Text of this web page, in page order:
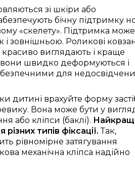
зі шкіри або
бічну підтримку
«скелету». Підтримка
і зовнішньою. Роликові
виглядають і краще
вони швидко деформуються і
для
дитині врахуйте форму
Вона може бути у
або кліпси (баклі).
різних типів фіксації.Так,
рівномірне затягування
механічна кліпса надійно